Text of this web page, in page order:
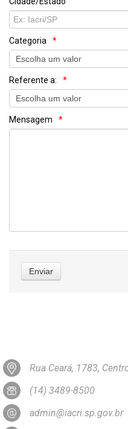
Categoria
Referente a:
Mensagem
Rua Ceará, 1783,
(14) 3489-8500
admin@iacri.sp.gov.br